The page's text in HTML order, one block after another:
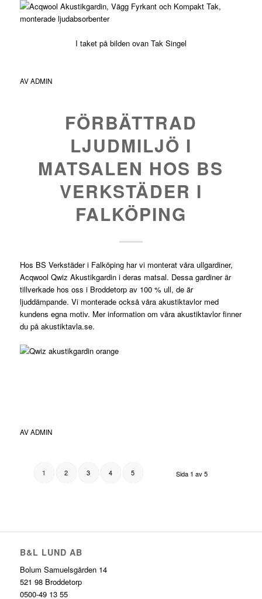
I taket på bilden ovan Tak Singel
AVADMIN
FÖRBÄTTRAD
LJUDMILJÖ I
MATSALEN HOS BS
VERKSTÄDER I
FALKÖPING
Hos BS Verkstäder i Falköping har vi monterat våra ullgardiner,
Acqwool Qwiz Akustikgardini deras matsal. Dessa gardiner är
tillverkade hos oss i Broddetorp av 100 % ull, de är
ljuddämpande. Vi monterade också våra akustiktavlor med
kundens egna motiv. Mer information om våra akustiktavlor finner
du påakustiktavla.se.
AVADMIN
Sida 1 av 5
1 2 3 4 5
B&L LUND AB
Bolum Samuelsgården 14
521 98 Broddetorp
0500-49 13 55